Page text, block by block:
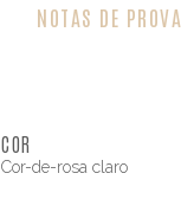
NOTAS DE PROVA
COR
Cor-de-rosa claro